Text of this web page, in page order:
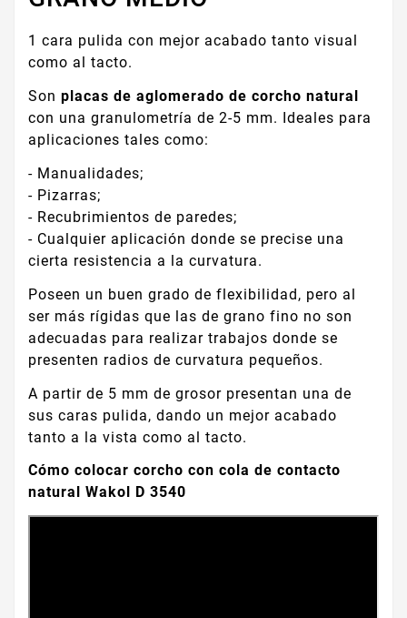
1 cara pulida con mejor acabado tanto visual
como al tacto.
Son placas de aglomerado de corcho natural
con una granulometría de 2-5 mm. Ideales para
aplicaciones tales como:
- Manualidades;
- Pizarras;
- Recubrimientos de paredes;
- Cualquier aplicación donde se precise una
cierta resistencia a la curvatura.
Poseen un buen grado de flexibilidad, pero al
ser más rígidas que las de grano fino no son
adecuadas para realizar trabajos donde se
presenten radios de curvatura pequeños.
A partir de 5 mm de grosor presentan una de
sus caras pulida, dando un mejor acabado
tanto a la vista como al tacto.
Cómo colocar corcho con cola de contacto
natural Wakol D 3540